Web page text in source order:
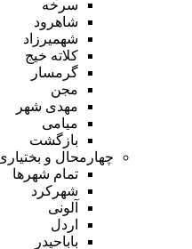
سرخه
شاهرود
شهمیرزاد
کلاته خیج
گرمسار
مجن
مهدی شهر
میامی
بازگشت
چهارمحال و بختیاری
تمام شهر‌ها
شهرکرد
آلونی
اردل
باباحیدر